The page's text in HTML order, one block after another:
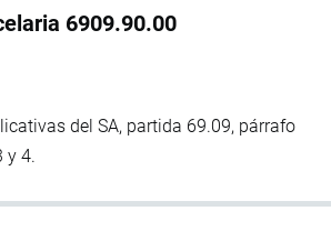
6909.90.00
del SA, partida 69.09, párrafo
y 4.